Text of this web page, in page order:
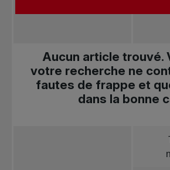
Aucun article trouvé.
votre recherche ne
fautes de frappe et
dans la bonne